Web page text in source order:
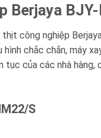
Berjaya
công nghiệp
chắc chắn, máy
của các nhà
S